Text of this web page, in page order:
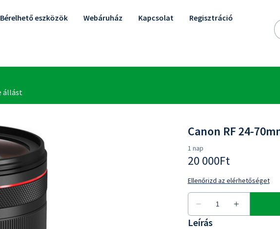
Bérelhető eszközök Webáruház Kapcsolat Regisztráció
Canon RF 24-
Leírás